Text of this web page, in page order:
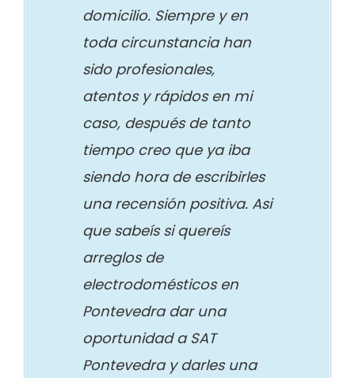
domicilio. Siempre y en
toda circunstancia han
sido profesionales,
atentos y rápidos en mi
caso, después de tanto
tiempo creo que ya iba
siendo hora de escribirles
una recensión positiva. Asi
que sabeís si quereís
arreglos de
electrodomésticos en
Pontevedra dar una
oportunidad a SAT
Pontevedra y darles una